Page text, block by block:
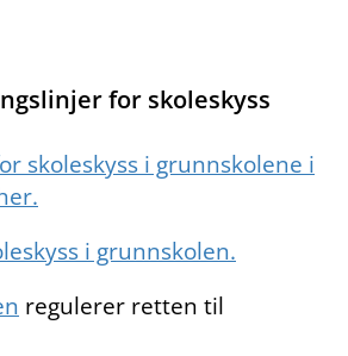
for skoleskyss
skoleskyss i grunnskolene i
i grunnskolen.
regulerer retten til